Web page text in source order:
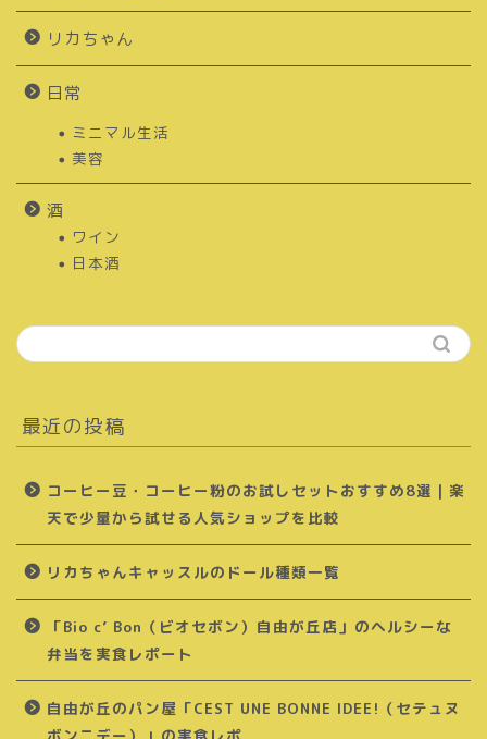
リカちゃん
日常
ミニマル生活
美容
酒
ワイン
日本酒
最近の投稿
コーヒー豆・コーヒー粉のお試しセットおすすめ8選｜楽
天で少量から試せる人気ショップを比較
リカちゃんキャッスルのドール種類一覧
「Bio c’ Bon（ビオセボン）自由が丘店」のヘルシーな
弁当を実食レポート
自由が丘のパン屋「CEST UNE BONNE IDEE!（セテュヌ
ボンニデー）」の実食レポ